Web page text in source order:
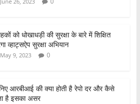
को धोखाधड़ी की सुरक्षा के बारे में शिक्षित
व्हाट्सऐप सुरक्षा अभियान
May 9, 2023 0
आरबीआई की क्या होती है रेपो दर और कैसे
है इसका असर